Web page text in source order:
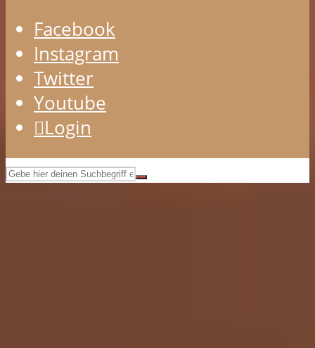
Facebook
Instagram
Twitter
Youtube
Login